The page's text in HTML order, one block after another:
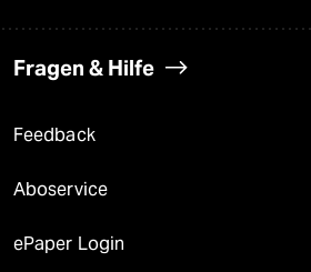
Fragen & Hilfe
Feedback
Aboservice
ePaper Login